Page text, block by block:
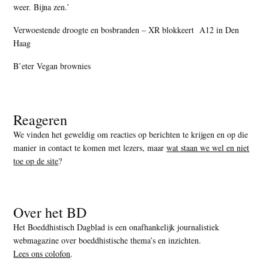
weer. Bijna zen.’
Verwoestende droogte en bosbranden – XR blokkeert A12 in Den
Haag
B’eter Vegan brownies
Reageren
We vinden het geweldig om reacties op berichten te krijgen en op die
manier in contact te komen met lezers, maarwat staan we wel en niet
toe op de site?
Over het BD
Het Boeddhistisch Dagblad is een onafhankelijk journalistiek
webmagazine over boeddhistische thema’s en inzichten.
Lees ons colofon.